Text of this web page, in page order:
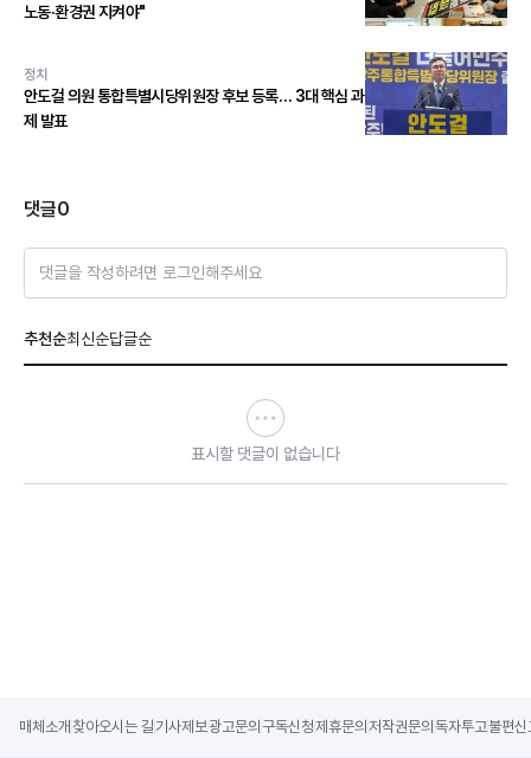
노동·환경권 지켜야"
정치
안도걸 의원 통합특별시당위원장 후보 등록… 3대 핵심 과
제 발표
댓글0
댓글을 작성하려면 로그인해주세요
추천순최신순답글순
표시할 댓글이 없습니다
매체소개 찾아오시는 길기사제보광고문의 구독신청제휴문의 저작권문의 독자투고불편신